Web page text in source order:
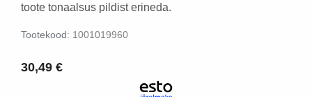
toote tonaalsus pildist erineda.
Tootekood: 1001019960
30,49 €